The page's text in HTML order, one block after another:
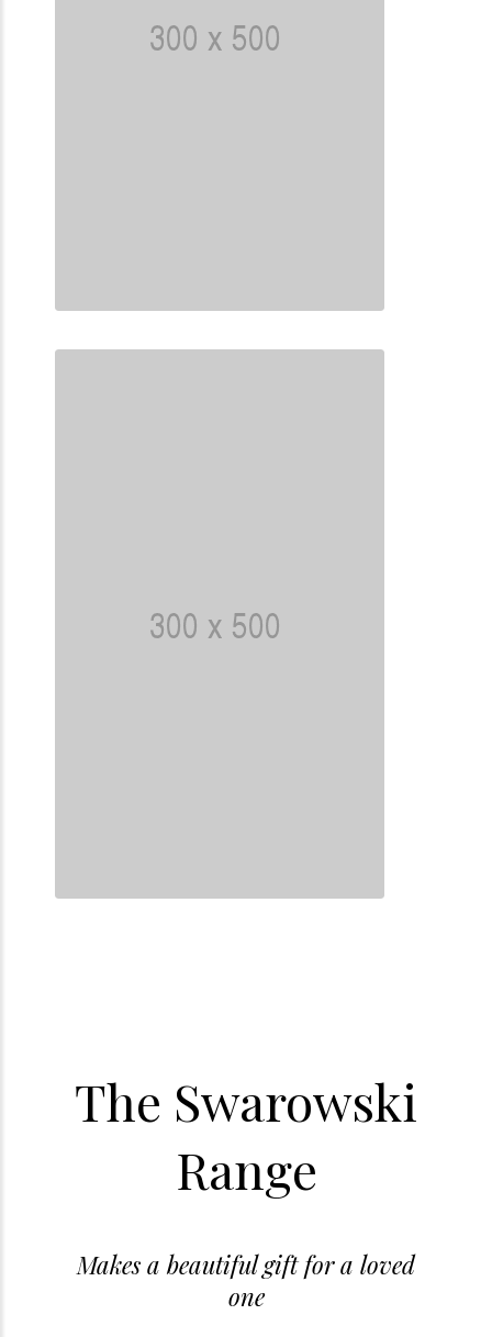
The Swarowski
Range
Makes a beautiful gift for a loved
one